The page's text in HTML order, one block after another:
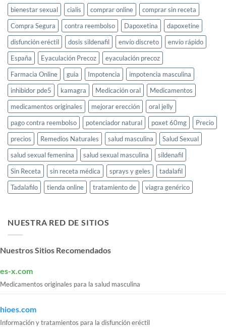
femenina
bienestar sexual cialis comprar online
comprar sin receta
Compra Segura
contra reembolso Dapoxetina
dapoxetine
disfunción eréctil
dosis sildenafil envío discreto
envío rápido
España
Eyaculación Precoz
eyaculación precoz
Farmacia Online
guia Impotencia
impotencia masculina
inhibidor pde5
kamagra Medicación oral
Medicamentos
medicamentos originales
mejorar erección
oral jelly
pago contra reembolso
potenciador natural poxet 60mg
Precio
precios
Remedios Naturales salud masculina
Salud Sexual
salud sexual femenina
salud sexual masculina
sildenafil
Sin Receta
sin receta médica sprays y geles
tadalafil
Tadalafilo
tienda online tratamiento de viagra genérico
NUESTRA RED DE SITIOS
Nuestros Sitios Recomendados
es-x.com
Medicamentos originales para la salud masculina
hioes.com
Información y tratamientos para la disfunción eréctil